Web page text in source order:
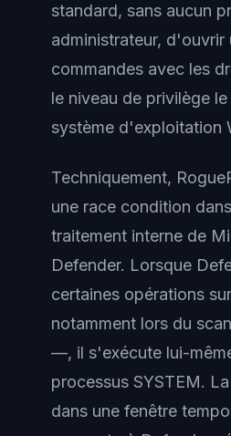
standard, sans aucun
administrateur, d'ouvrir
commandes avec les
le niveau de privilège
système d'exploitation
Techniquement,
une race condition
traitement interne de
Defender. Lorsque
certaines opérations
notamment lors du
—, il s'exécute lui-
processus SYSTEM.
dans une fenêtre